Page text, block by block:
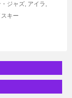
・ジャズ, アイラ ,
キー